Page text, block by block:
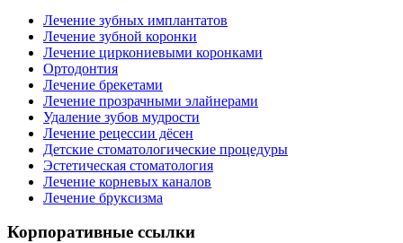
Лечение зубных имплантатов
Лечение зубной коронки
Лечение циркониевыми коронками
Ортодонтия
Лечение брекетами
Лечение прозрачными элайнерами
Удаление зубов мудрости
Лечение рецессии дёсен
Детские стоматологические процедуры
Эстетическая стоматология
Лечение корневых каналов
Лечение бруксизма
Корпоративные ссылки